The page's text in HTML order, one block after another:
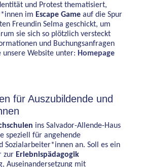
und Protest thematisiert,
im Escape Game auf die Spur
Freundin Selma geschickt, um
sie sich so plötzlich versteckt
und Buchungsanfragen
unsere Website unter: Homepage
für Auszubildende und
ins Salvador-Allende-Haus
speziell für angehende
Sozialarbeiter*innen an. Soll es ein
zur Erlebnispädagogik
Auseinandersetzung mit